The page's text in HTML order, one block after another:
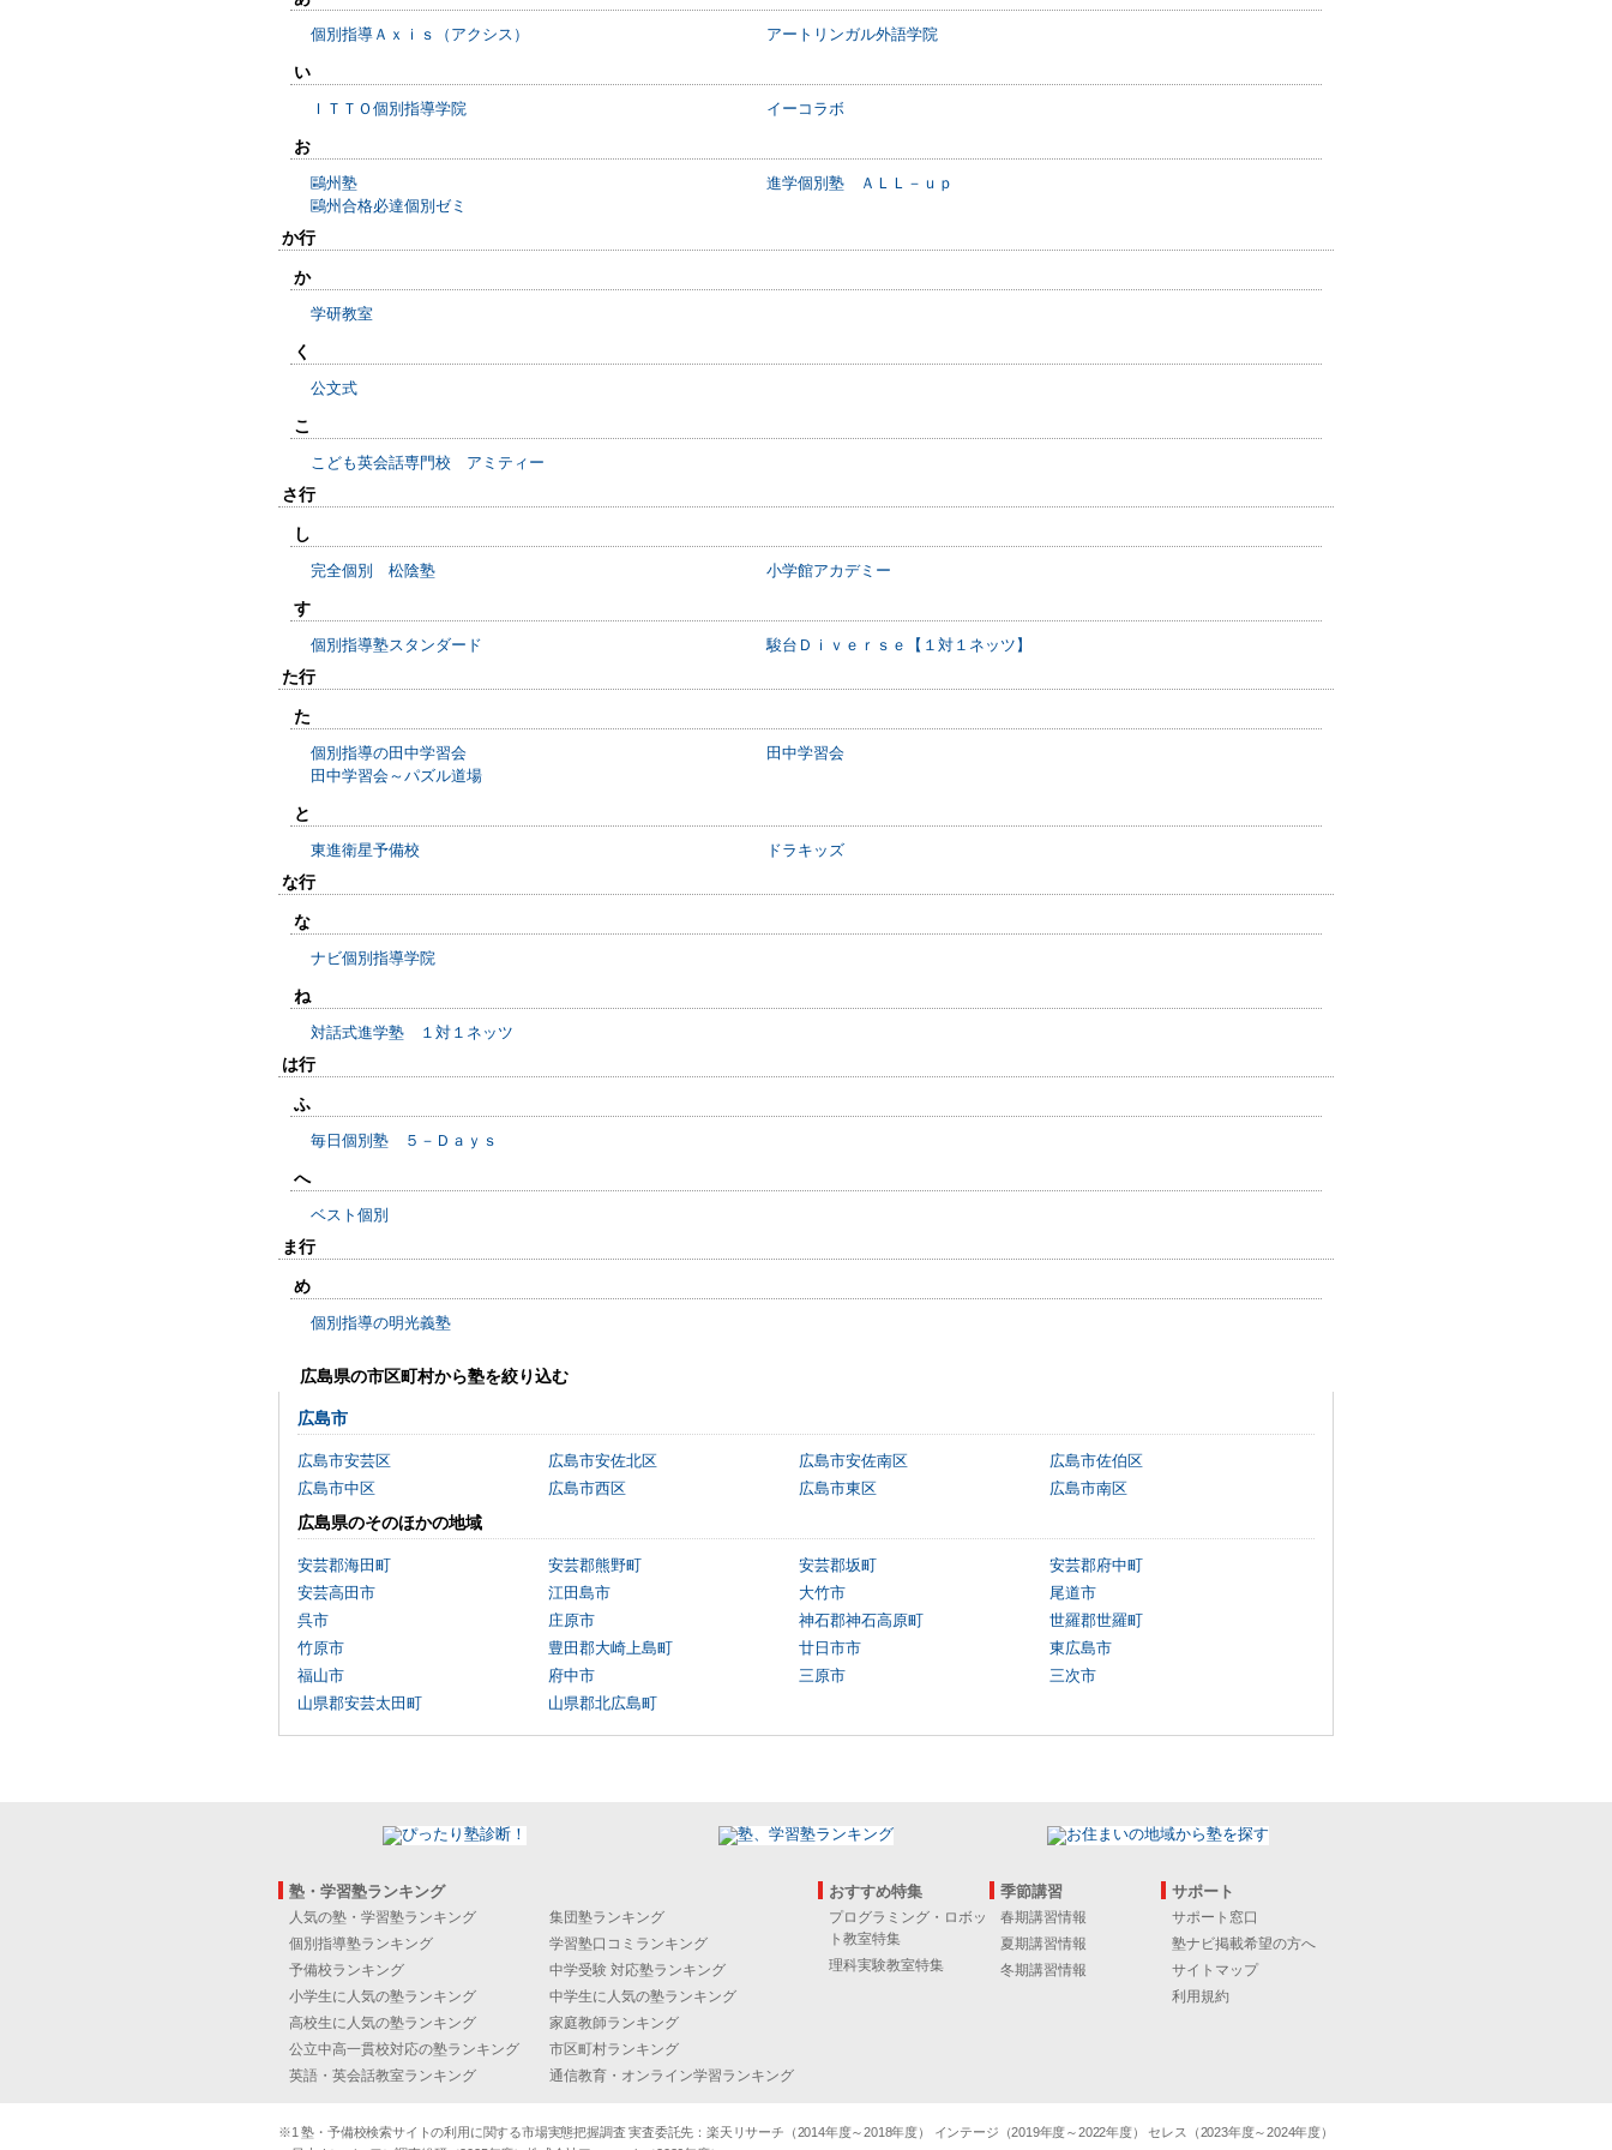
個別指導Ａｘｉｓ（アクシス） アートリンガル外語学院
い
ＩＴＴＯ個別指導学院 イーコラボ
お
鷗州塾
進学個別塾 ＡＬＬ－ｕｐ
鷗州合格必達個別ゼミ
か行
か
学研教室
く
公文式
こ
こども英会話専門校 アミティー
さ行
し
完全個別 松陰塾 小学館アカデミー
す
個別指導塾スタンダード 駿台Ｄｉｖｅｒｓｅ【１対１ネッツ】
た行
た
個別指導の田中学習会
田中学習会
田中学習会～パズル道場
と
東進衛星予備校 ドラキッズ
な行
な
ナビ個別指導学院
ね
対話式進学塾 １対１ネッツ
は行
ふ
毎日個別塾 ５－Ｄａｙｓ
へ
ベスト個別
ま行
め
個別指導の明光義塾
広島県の市区町村から塾を絞り込む
広島市
広島市安芸区 広島市安佐北区 広島市安佐南区
広島市佐伯区
広島市中区
広島市西区 広島市東区 広島市南区
広島県のそのほかの地域
安芸郡海田町 安芸郡熊野町 安芸郡坂町
安芸郡府中町
安芸高田市
江田島市 大竹市
尾道市
呉市
庄原市 神石郡神石高原町
世羅郡世羅町
竹原市
豊田郡大崎上島町 廿日市市
東広島市
福山市
府中市 三原市
三次市
山県郡安芸太田町
山県郡北広島町
塾・学習塾ランキング
人気の塾・学習塾ランキング
集団塾ランキング
個別指導塾ランキング
学習塾口コミランキング
予備校ランキング
中学受験 対応塾ランキング
小学生に人気の塾ランキング
中学生に人気の塾ランキング
高校生に人気の塾ランキング
家庭教師ランキング
公立中高一貫校対応の塾ランキング
市区町村ランキング
英語・英会話教室ランキング
通信教育・オンライン学習ランキング
おすすめ特集
プログラミング・ロボッ
ト教室特集
理科実験教室特集
季節講習
春期講習情報
夏期講習情報
冬期講習情報
サポート
サポート窓口
塾ナビ掲載希望の方へ
サイトマップ
利用規約
※1 塾・予備校検索サイトの利用に関する市場実態把握調査 実査委託先：楽天リサーチ（2014年度～2018年度） インテージ（2019年度～2022年度） セレス（2023年度～2024年度）